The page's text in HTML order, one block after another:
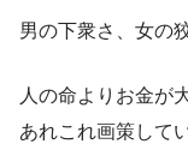
男の下衆さ、女の
人の命よりお金が
あれこれ画策して